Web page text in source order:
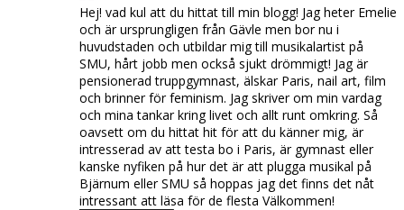
Hej! vad kul att du hittat till min blogg! Jag heter Emelie
och är ursprungligen från Gävle men bor nu i
huvudstaden och utbildar mig till musikalartist på
SMU, hårt jobb men också sjukt drömmigt! Jag är
pensionerad truppgymnast, älskar Paris, nail art, film
och brinner för feminism. Jag skriver om min vardag
och mina tankar kring livet och allt runt omkring. Så
oavsett om du hittat hit för att du känner mig, är
intresserad av att testa bo i Paris, är gymnast eller
kanske nyfiken på hur det är att plugga musikal på
Bjärnum eller SMU så hoppas jag det finns det nåt
intressant att läsa för de flesta Välkommen!